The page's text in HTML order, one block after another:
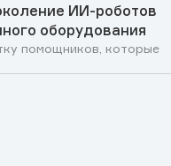
ИИ-роботов
оборудования
помощников, которые